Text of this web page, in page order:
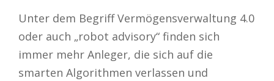
Unter dem Begriff Vermögensverwaltung 4.0
oder auch „robot advisory“ finden sich
immer mehr Anleger, die sich auf die
smarten Algorithmen verlassen und